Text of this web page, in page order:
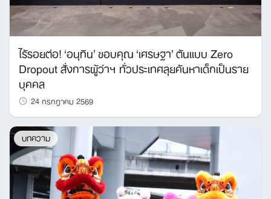
ไร้รอยต่อ! ‘อนุทิน’ ขอบคุณ ‘เศรษฐา’ ต้นแบบ Zero
Dropout สั่งการผู้ว่าฯ ทั่วประเทศลุยค้นหาเด็กเป็นราย
บุคคล
24 กรกฎาคม 2569
บทความ